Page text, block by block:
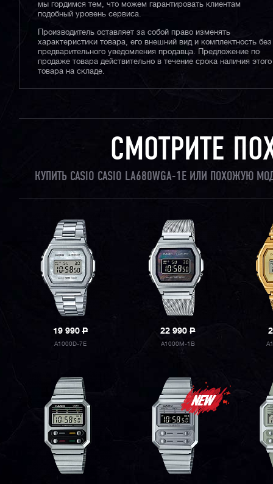
мы гордимся тем, что можем гарантировать клиентам
подобный уровень сервиса.
Производитель оставляет за собой право изменять
характеристики товара, его внешний вид и комплектность без
предварительного уведомления продавца. Предложение по
продаже товара действительно в течение срока наличия этого
товара на складе.
СМОТРИТЕ
КУПИТЬ CASIO CASIO LA680WGA-1E ИЛИ ПОХОЖУЮ
19 990P
A1000D-7E
22 990P
A1000M-1B